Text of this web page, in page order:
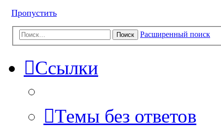
Пропустить
Поиск Расширенный поиск
Ссылки
Темы без ответов